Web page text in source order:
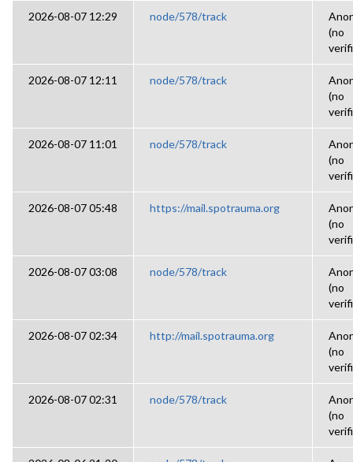
2026-08-07 12:29 node/578/track
(no
2026-08-07 12:11 node/578/track
(no
2026-08-07 11:01 node/578/track
(no
2026-08-07 05:48 https://mail.spotrauma.org
(no
2026-08-07 03:08 node/578/track
(no
2026-08-07 02:34 http://mail.spotrauma.org
(no
2026-08-07 02:31 node/578/track
(no